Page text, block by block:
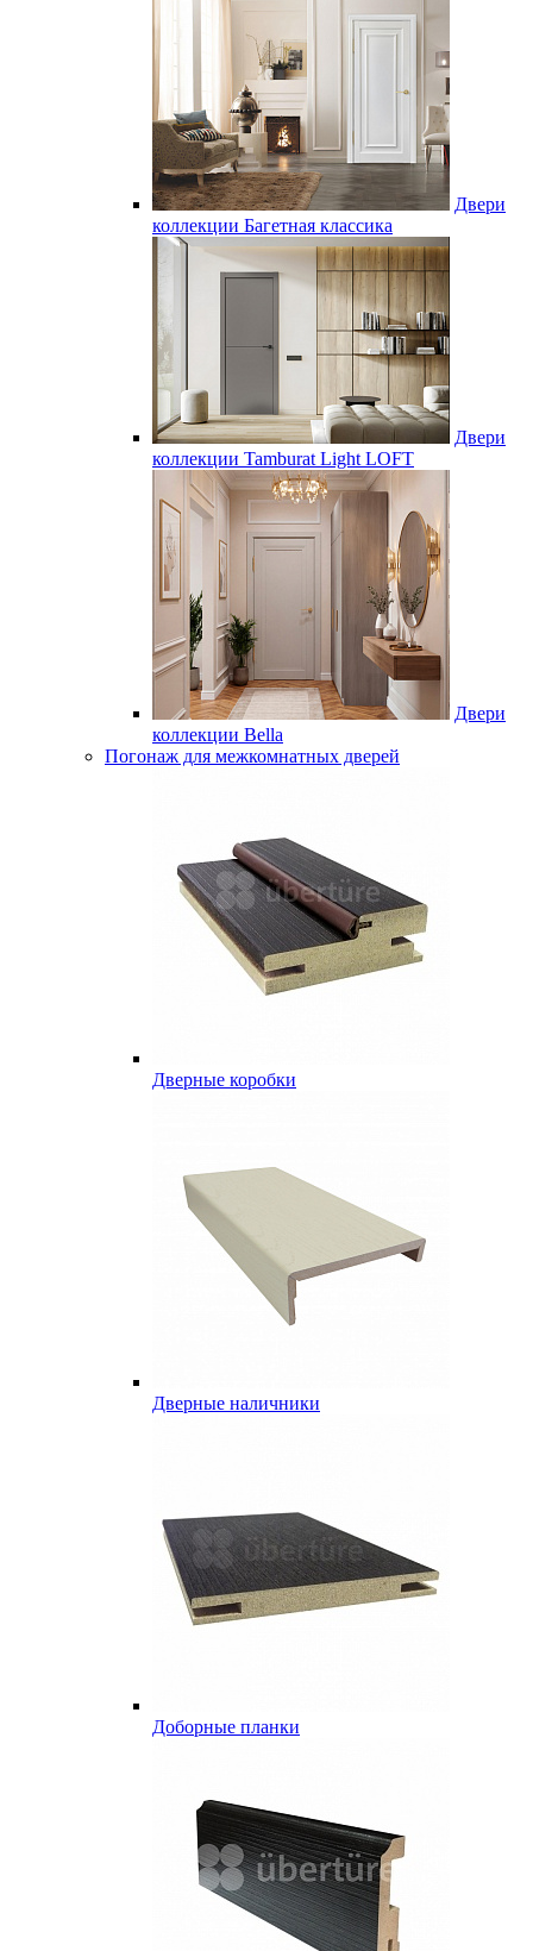
Двери
коллекции Багетная классика
Двери
коллекции Tamburat Light LOFT
Двери
коллекции Bella
Погонаж для межкомнатных дверей
Дверные коробки
Дверные наличники
Доборные планки